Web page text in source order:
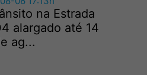
na Estrada
alargado até 14
ag...